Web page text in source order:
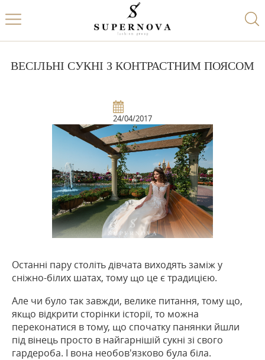
ВЕСІЛЬНІ СУКНІ З КОНТРАСТНИМ ПОЯСОМ
24/04/2017
Останні пару століть дівчата виходять заміж у
сніжно-білих шатах, тому що це є традицією.
Але чи було так завжди, велике питання, тому що,
якщо відкрити сторінки історії, то можна
переконатися в тому, що спочатку панянки йшли
під вінець просто в найгарнішій сукні зі свого
гардероба. І вона необов'язково була біла.